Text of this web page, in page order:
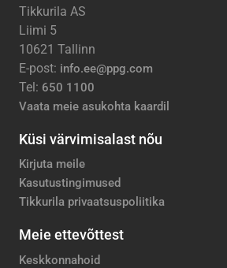
Tikkurila AS
Liimi 5
10621 Tallinn
E-post: info.ee@ppg.com
Tel: 650 1100
Vaata meie asukohta kaardil
Küsi värvimisalast nõu
Kirjuta meile
Kasutustingimused
Tikkurila privaatsuspoliitika
Meie ettevõttest
Keskkonnahoid